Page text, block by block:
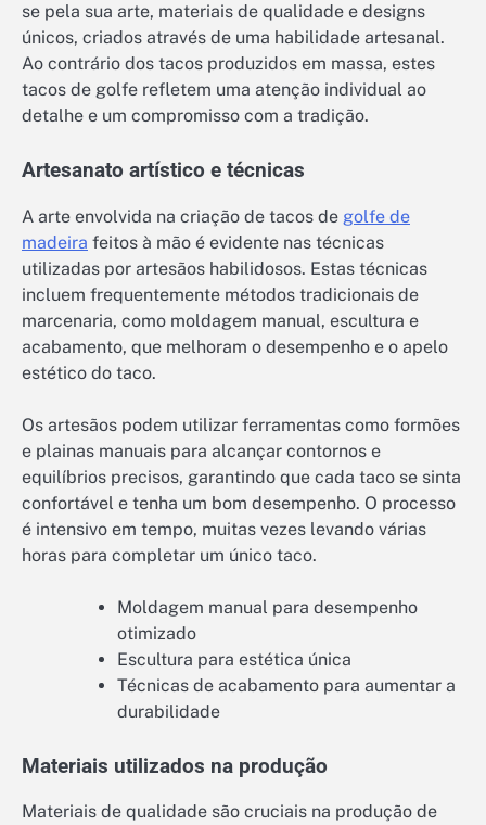
se pela sua arte, materiais de qualidade e designs
únicos, criados através de uma habilidade artesanal.
Ao contrário dos tacos produzidos em massa, estes
tacos de golfe refletem uma atenção individual ao
detalhe e um compromisso com a tradição.
Artesanato artístico e técnicas
A arte envolvida na criação de tacos de golfe de
madeira feitos à mão é evidente nas técnicas
utilizadas por artesãos habilidosos. Estas técnicas
incluem frequentemente métodos tradicionais de
marcenaria, como moldagem manual, escultura e
acabamento, que melhoram o desempenho e o apelo
estético do taco.
Os artesãos podem utilizar ferramentas como formões
e plainas manuais para alcançar contornos e
equilíbrios precisos, garantindo que cada taco se sinta
confortável e tenha um bom desempenho. O processo
é intensivo em tempo, muitas vezes levando várias
horas para completar um único taco.
Moldagem manual para desempenho
otimizado
Escultura para estética única
Técnicas de acabamento para aumentar a
durabilidade
Materiais utilizados na produção
Materiais de qualidade são cruciais na produção de